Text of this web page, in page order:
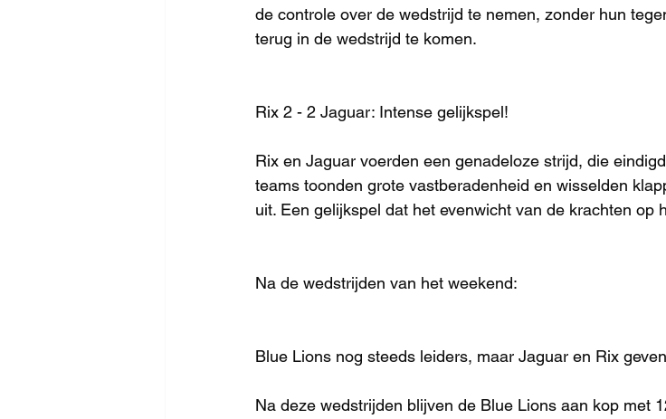
de controle over de wedstrijd te nemen, zonder hun
terug in de wedstrijd te komen.
Rix 2 - 2 Jaguar: Intense gelijkspel!
Rix en Jaguar voerden een genadeloze strijd, die
teams toonden grote vastberadenheid en wisselden
uit. Een gelijkspel dat het evenwicht van de krachten op
Na de wedstrijden van het weekend:
Blue Lions nog steeds leiders, maar Jaguar en Rix
Na deze wedstrijden blijven de Blue Lions aan kop met